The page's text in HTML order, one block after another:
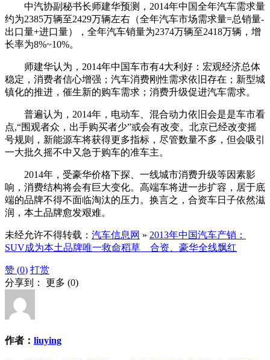
中汽协副秘书长师建华预测，2014年中国全年汽车需求量
约为2385万辆至2429万辆左右（全年汽车市场需求量=总销量-
出口量+进口量），全年汽车销量为2374万辆至2418万辆，增
长率为8%~10%。
师建华认为，2014年中国车市有4大利好：宏观经济总体
稳定，消费者信心增强；汽车消费刚性需求依旧存在；新型城
镇化的推进，催生新的购车需求；消费升级促进汽车需求。
普遍认为，2014年，电动车、混合动力依旧会是是车市看
点,“围观者众，出手购买者少”或会有改变。北京已经改变摇
号规则，新能源车将获得更多指标，尽管数量不多，但会吸引
一大批久摇不中又急于购车的准车主。
2014年，受豪华价格下探、一线城市消费升级等因素影
响，消费结构将会有巨大变化。高端车将进一步扩容，居于底
端的品牌不得不面临淘汰的压力。换言之，合资车日子依然滋
润，本土品牌愈发艰难。
未经允许不得转载： 汽车信息网 » 2013年中国汽车产销：
SUV成为本土品牌唯一救命稻草 合资、豪华全线飘红
赞 (0) 打赏
分享到： 更多 (0)
作者： liuying